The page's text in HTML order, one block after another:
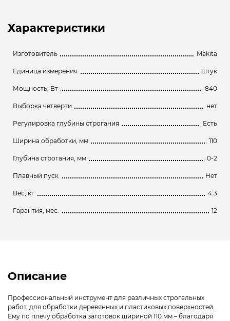
Характеристики
Изготовитель Makita
Единица измерения штук
Мощность, Вт 840
Выборка четверти нет
Регулировка глубины строгания Есть
Ширина обработки, мм 110
Глубина строгания, мм 0-2
Плавный пуск Нет
Вес, кг 4.3
Гарантия, мес. 12
Описание
Профессиональный инструмент для различных строгальных
работ, для обработки деревянных и пластиковых поверхностей.
Ему по плечу обработка заготовок шириной 110 мм – благодаря